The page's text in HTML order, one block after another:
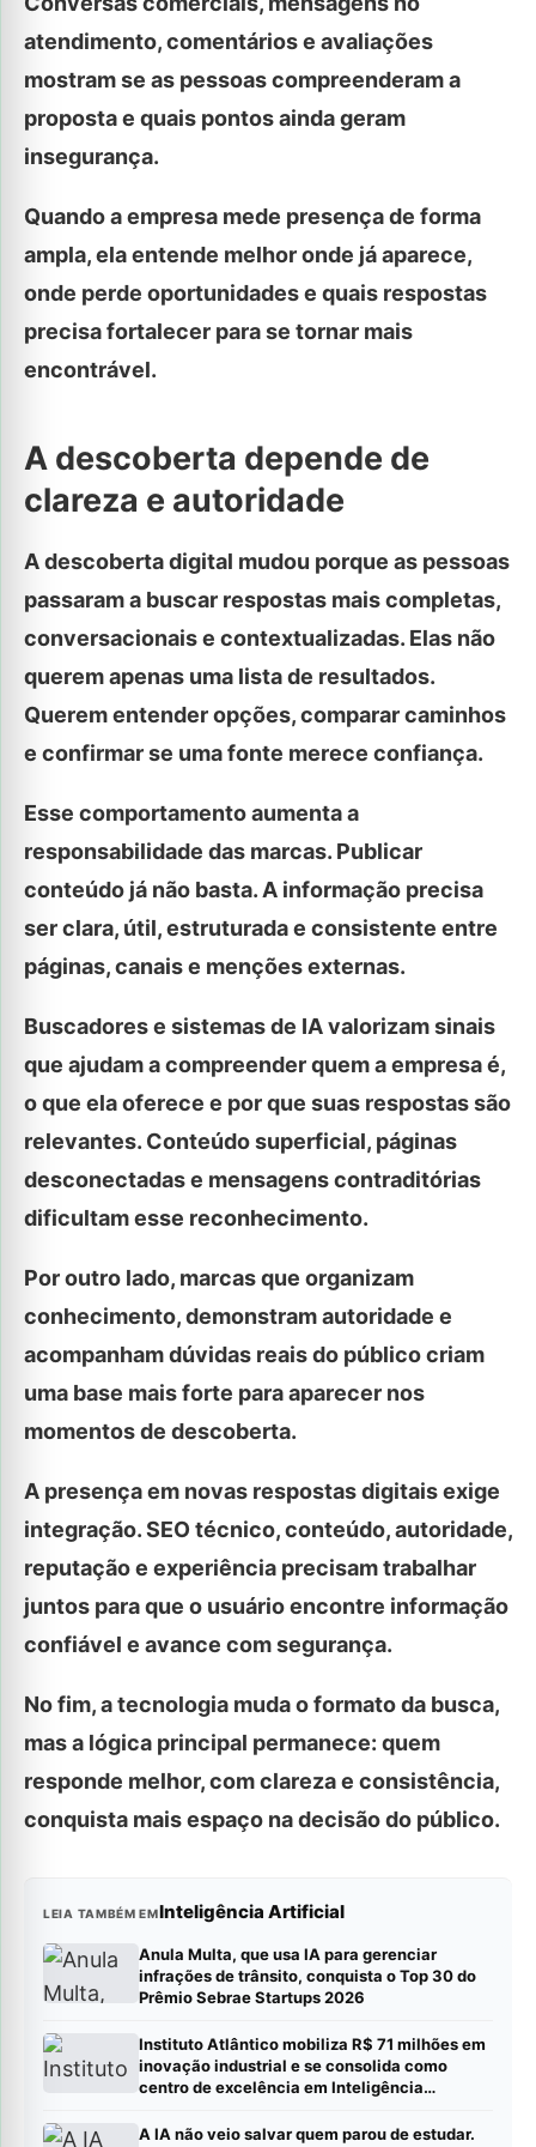
atendimento, comentários e avaliações
mostram se as pessoas compreenderam a
proposta e quais pontos ainda geram
insegurança.
Quando a empresa mede presença de forma
ampla, ela entende melhor onde já aparece,
onde perde oportunidades e quais respostas
precisa fortalecer para se tornar mais
encontrável.
A descoberta depende de
clareza e autoridade
A descoberta digital mudou porque as pessoas
passaram a buscar respostas mais completas,
conversacionais e contextualizadas. Elas não
querem apenas uma lista de resultados.
Querem entender opções, comparar caminhos
e confirmar se uma fonte merece confiança.
Esse comportamento aumenta a
responsabilidade das marcas. Publicar
conteúdo já não basta. A informação precisa
ser clara, útil, estruturada e consistente entre
páginas, canais e menções externas.
Buscadores e sistemas de IA valorizam sinais
que ajudam a compreender quem a empresa é,
o que ela oferece e por que suas respostas são
relevantes. Conteúdo superficial, páginas
desconectadas e mensagens contraditórias
dificultam esse reconhecimento.
Por outro lado, marcas que organizam
conhecimento, demonstram autoridade e
acompanham dúvidas reais do público criam
uma base mais forte para aparecer nos
momentos de descoberta.
A presença em novas respostas digitais exige
integração. SEO técnico, conteúdo, autoridade,
reputação e experiência precisam trabalhar
juntos para que o usuário encontre informação
confiável e avance com segurança.
No fim, a tecnologia muda o formato da busca,
mas a lógica principal permanece: quem
responde melhor, com clareza e consistência,
conquista mais espaço na decisão do público.
LEIA TAMBÉM EMInteligência Artificial
Anula Multa, que usa IA para gerenciar
infrações de trânsito, conquista o Top 30 do
Prêmio Sebrae Startups 2026
Instituto Atlântico mobiliza R$ 71 milhões em
inovação industrial e se consolida como
centro de excelência em Inteligência
A IA não veio salvar quem parou de estudar.